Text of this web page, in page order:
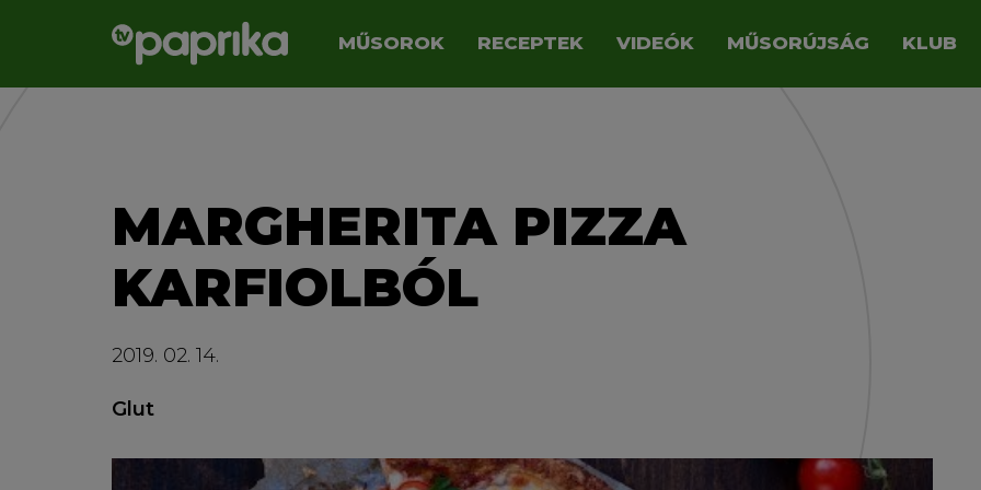
MŰSOROK RECEPTEK VIDEÓK MŰSORÚJSÁG KLUB
MARGHERITA PIZZA
KARFIOLBÓL
2019. 02. 14.
Glut